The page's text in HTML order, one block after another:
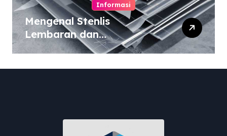
Informasi
Mengenal Stenlis
Lembaran dan
Komposisinya